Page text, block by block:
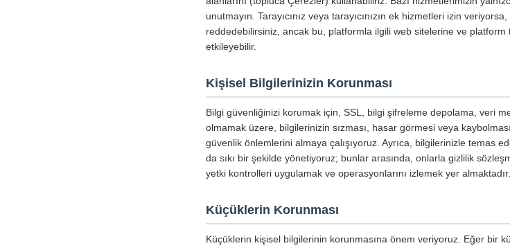
unutmayın. Tarayıcınız veya tarayıcınızın ek hizmetleri izin
reddedebilirsiniz, ancak bu, platformla ilgili web sitelerine ve
etkileyebilir.
Kişisel Bilgilerinizin Korunması
Bilgi güvenliğinizi korumak için, SSL, bilgi şifreleme depolama, veri
olmamak üzere, bilgilerinizin sızması, hasar görmesi veya
güvenlik önlemlerini almaya çalışıyoruz. Ayrıca, bilgilerinizle temas
da sıkı bir şekilde yönetiyoruz; bunlar arasında, onlarla gizlilik
yetki kontrolleri uygulamak ve operasyonlarını izlemek yer almaktadır.
Küçüklerin Korunması
Küçüklerin kişisel bilgilerinin korunmasına önem veriyoruz. Eğer bir